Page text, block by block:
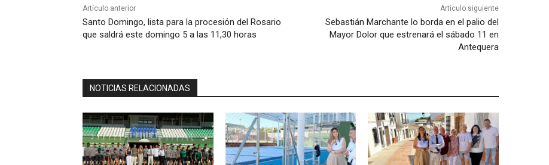
Artículo anterior
Santo Domingo, lista para la procesión del Rosario
que saldrá este domingo 5 a las 11,30 horas
Artículo siguiente
Sebastián Marchante lo borda en el palio del
Mayor Dolor que estrenará el sábado 11 en
Antequera
NOTICIAS RELACIONADAS